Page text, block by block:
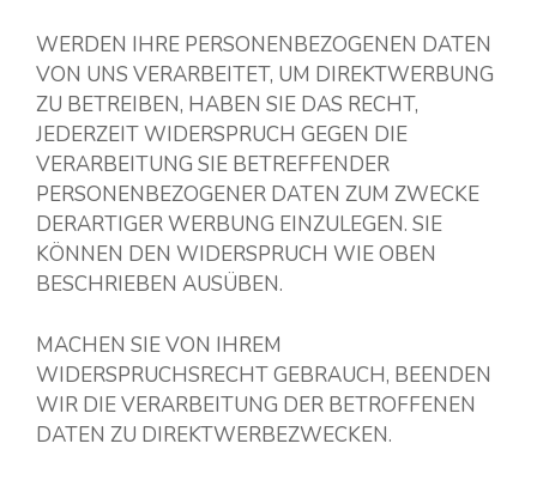
WERDEN IHRE PERSONENBEZOGENEN DATEN
VON UNS VERARBEITET, UM DIREKTWERBUNG
ZU BETREIBEN, HABEN SIE DAS RECHT,
JEDERZEIT WIDERSPRUCH GEGEN DIE
VERARBEITUNG SIE BETREFFENDER
PERSONENBEZOGENER DATEN ZUM ZWECKE
DERARTIGER WERBUNG EINZULEGEN. SIE
KÖNNEN DEN WIDERSPRUCH WIE OBEN
BESCHRIEBEN AUSÜBEN.
MACHEN SIE VON IHREM
WIDERSPRUCHSRECHT GEBRAUCH, BEENDEN
WIR DIE VERARBEITUNG DER BETROFFENEN
DATEN ZU DIREKTWERBEZWECKEN.